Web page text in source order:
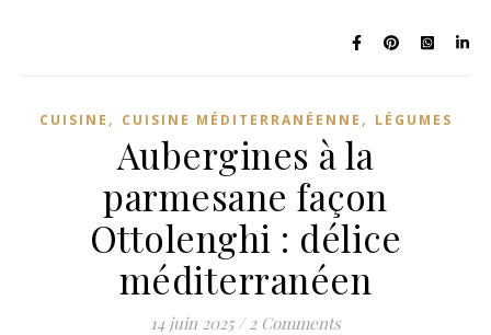
CUISINE , CUISINE MÉDITERRANÉENNE , LÉGUMES
Aubergines à la
parmesane façon
Ottolenghi : délice
méditerranéen
14 juin 2025 / 2 Comments